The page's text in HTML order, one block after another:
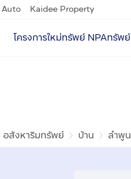
Auto Kaidee Property
โครงการใหม่ทรัพย์ NPAทรัพ
อสังหาริมทรัพย์ บ้าน ลำพูน